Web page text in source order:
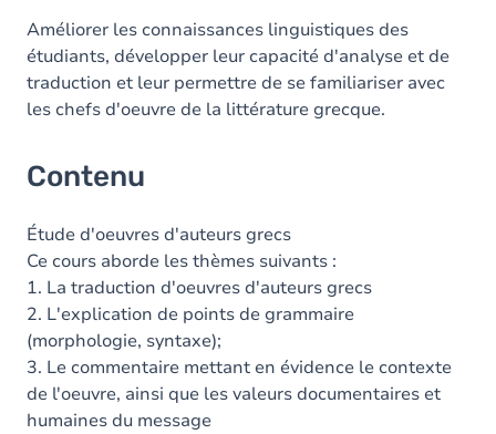
Améliorer les connaissances linguistiques des
étudiants, développer leur capacité d'analyse et de
traduction et leur permettre de se familiariser avec
les chefs d'oeuvre de la littérature grecque.
Contenu
Étude d'oeuvres d'auteurs grecs
Ce cours aborde les thèmes suivants :
1. La traduction d'oeuvres d'auteurs grecs
2. L'explication de points de grammaire
(morphologie, syntaxe);
3. Le commentaire mettant en évidence le contexte
de l'oeuvre, ainsi que les valeurs documentaires et
humaines du message